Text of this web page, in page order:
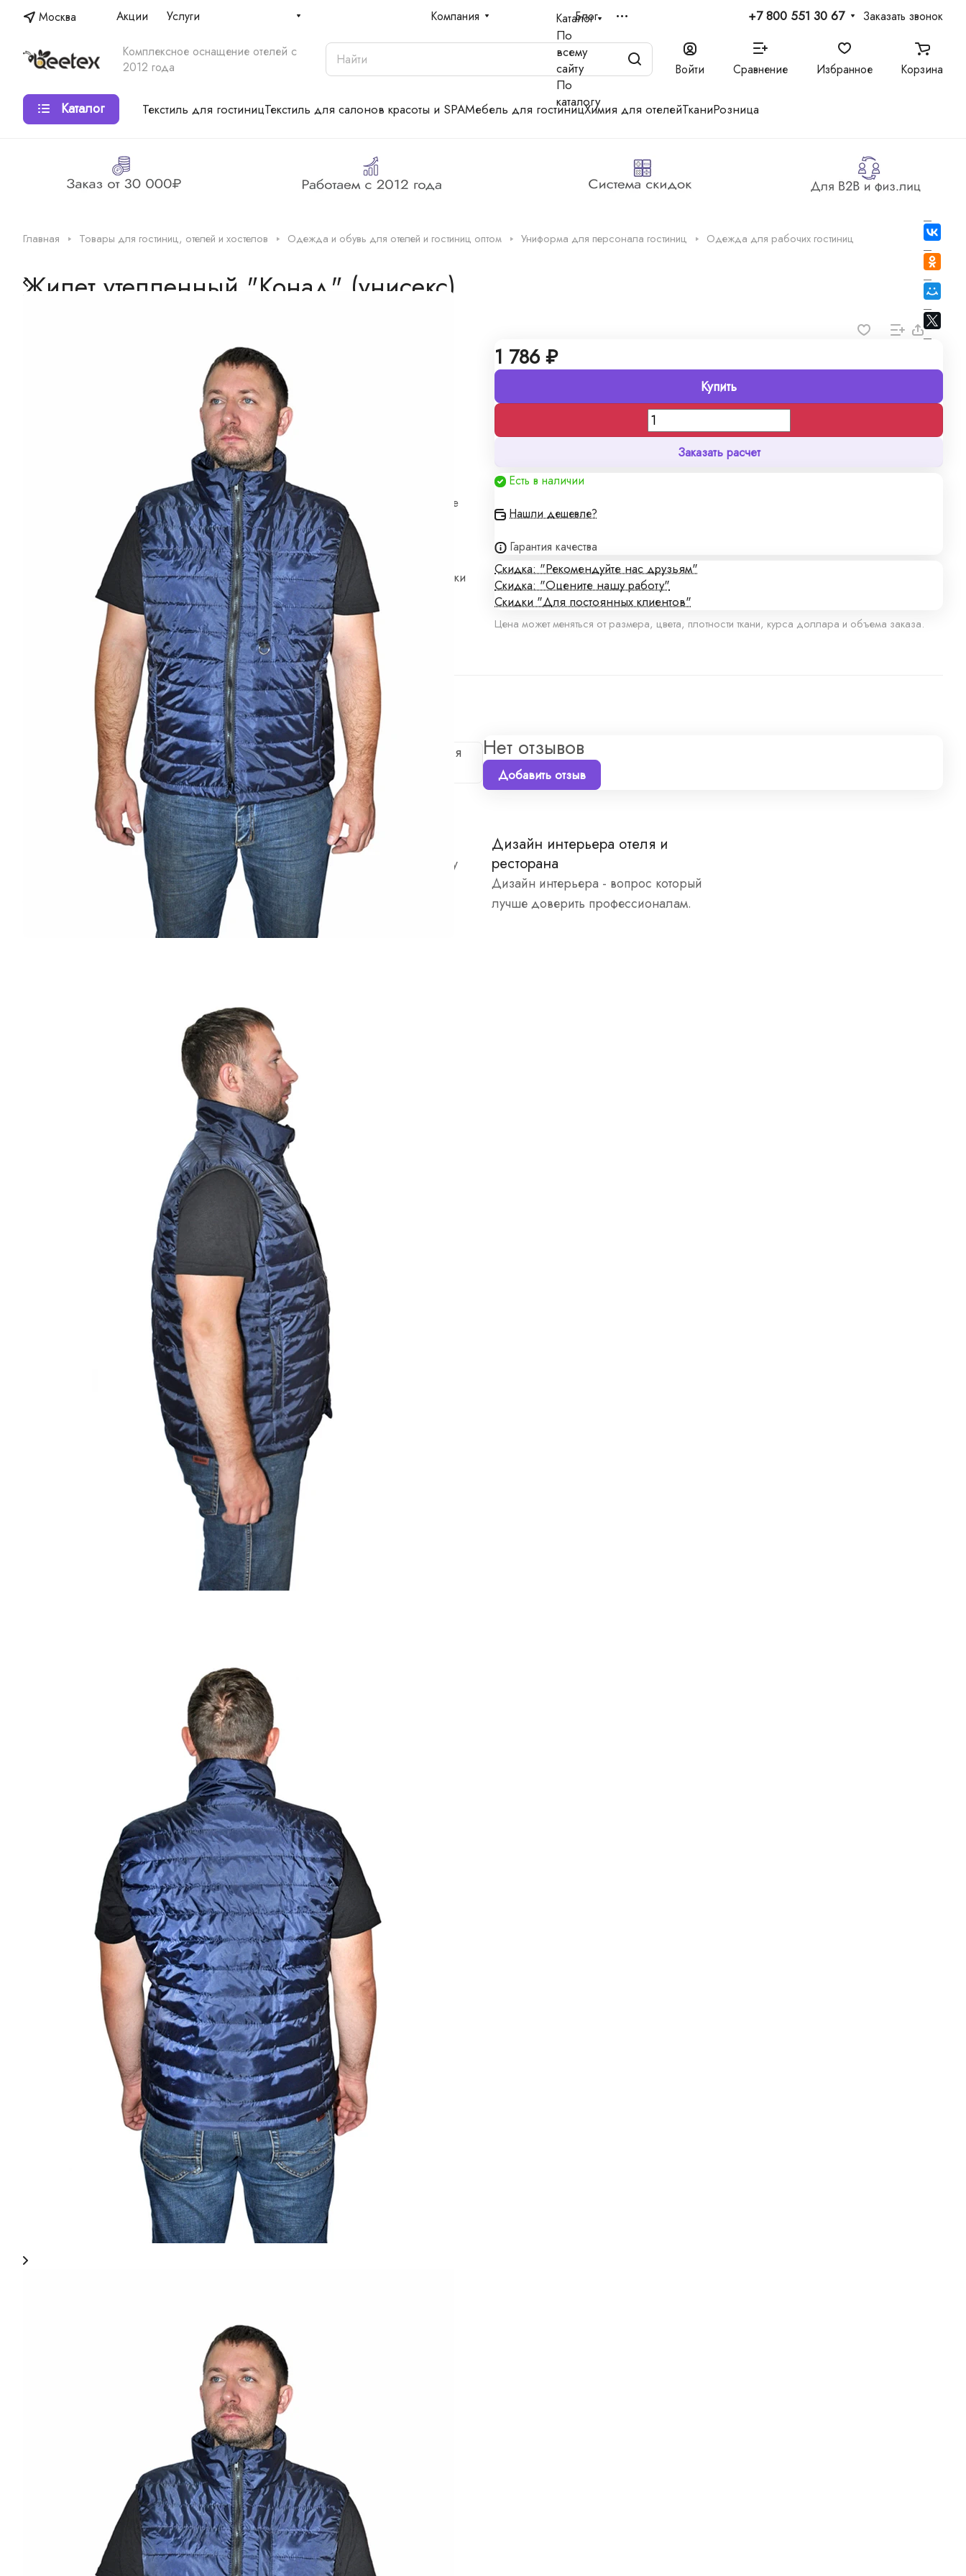
Москва Акции Услуги Компания Блог +7 800 551 30 67 Заказать звонок
Комплексное оснащение отелей с
2012 года
Каталог
По
всему
сайту
По
каталогу
Войти Сравнение Избранное Корзина
Каталог Текстиль для гостиницТекстиль для салонов красоты и SPAМебель для гостиницХимия для отелейТканиРозница
Главная Товары для гостиниц, отелей и хостелов Одежда и обувь для отелей и гостиниц оптом Униформа для персонала гостиниц Одежда для рабочих гостиниц
Жилет утепленный "Конад" (унисекс)
Наши специалисты - профессионалы
А это значит можем предложить низкие цены и изготовление
по индивидуальным размерам на заказ
Гарантия качества Финансовые гарантия качества закреплены в договоре поставки
1 786 ₽
Купить
Заказать расчет
Есть в наличии
Нашли дешевле?
Гарантия качества
Скидка: "Рекомендуйте нас друзьям"
Скидка: "Оцените нашу работу"
Скидки "Для постоянных клиентов"
Цена может меняться от размера, цвета, плотности ткани, курса доллара и объема заказа.
Вопросы и ответы Оплата Доставка
Помогите другим пользователям с выбором - будьте первым, кто поделится
своим мнением об этом товаре
Нет отзывов
Добавить отзыв
Брендирование изделий -
Услуги по вышивке логотипов на
Дизайн интерьера хостела
Ответственно подходим к каждому
заказу.
Дизайн интерьера отеля и
ресторана
Дизайн интерьера - вопрос который
лучше доверить профессионалам.